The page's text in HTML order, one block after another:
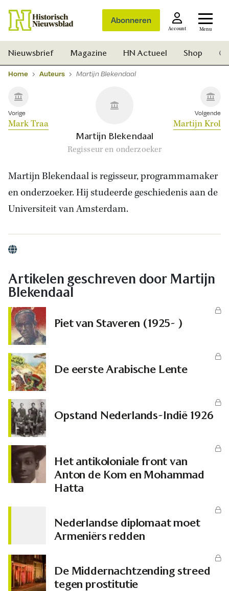
Abonneren
Account Menu
Nieuwsbrief Magazine HN Actueel Shop
Home Auteurs Martijn Blekendaal
Vorige
Mark Traa
Martijn Blekendaal
Regisseur en onderzoeker
Volgende
Martijn Krol
Martijn Blekendaal is regisseur, programmamaker
en onderzoeker. Hij studeerde geschiedenis aan de
Universiteit van Amsterdam.
Website
Artikelen geschreven door Martijn
Blekendaal
Piet van Staveren (1925- )
De eerste Arabische Lente
Opstand Nederlands-Indië 1926
Het antikoloniale front van
Anton de Kom en Mohammad
Hatta
Nederlandse diplomaat moet
Armeniërs redden
De Middernachtzending streed
tegen prostitutie